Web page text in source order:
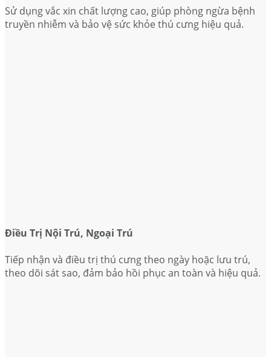
Sử dụng vắc xin chất lượng cao, giúp phòng ngừa bệnh
truyền nhiễm và bảo vệ sức khỏe thú cưng hiệu quả.
Điều Trị Nội Trú, Ngoại Trú
Tiếp nhận và điều trị thú cưng theo ngày hoặc lưu trú,
theo dõi sát sao, đảm bảo hồi phục an toàn và hiệu quả.